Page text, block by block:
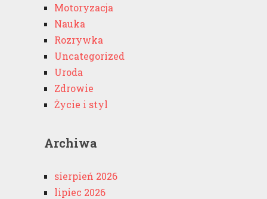
Motoryzacja
Nauka
Rozrywka
Uncategorized
Uroda
Zdrowie
Życie i styl
Archiwa
sierpień 2026
lipiec 2026